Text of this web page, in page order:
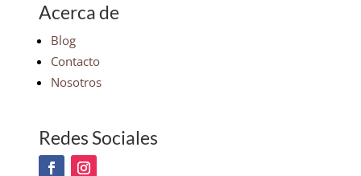
Acerca de
Blog
Contacto
Nosotros
Redes Sociales